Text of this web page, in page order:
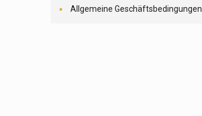
Allgemeine Geschäftsbedingungen